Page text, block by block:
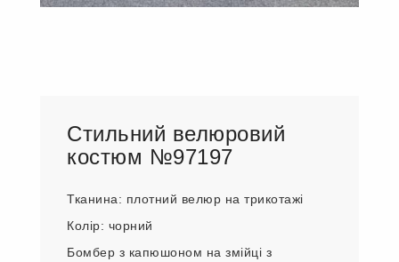
Стильний велюровий
костюм №97197
Тканина: плотний велюр на трикотажі
Колір: чорний
Бомбер з капюшоном на змійці з